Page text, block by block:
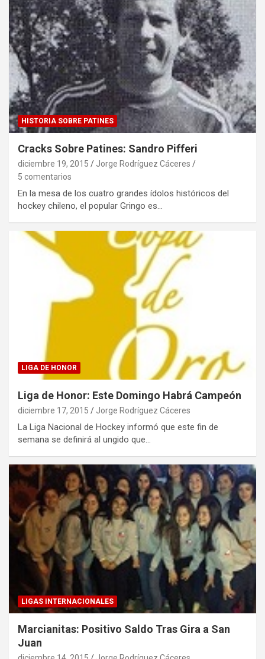
HISTORIA SOBRE PATINES
Cracks Sobre Patines: Sandro Pifferi
diciembre 19, 2015
Jorge Rodríguez Cáceres
5 comentarios
En la mesa de los cuatro grandes ídolos históricos del
hockey chileno, el popular Gringo es…
LIGA DE HONOR
Liga de Honor: Este Domingo Habrá Campeón
diciembre 17, 2015 Jorge Rodríguez Cáceres
La Liga Nacional de Hockey informó que este fin de
semana se definirá al ungido que…
LIGAS INTERNACIONALES
Marcianitas: Positivo Saldo Tras Gira a San
Juan